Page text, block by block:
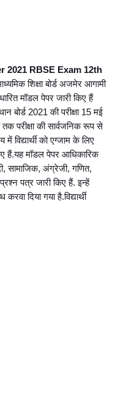
2021 RBSE Exam 12th
शिक्षा बोर्ड अजमेर आगामी
मॉडल पेपर जारी किए हैं
बोर्ड 2021 की परीक्षा 15 मई
परीक्षा की सार्वजनिक रूप से
विद्यार्थी को एग्जाम के लिए
हैं.यह मॉडल पेपर आधिकारिक
सामाजिक, अंग्रेजी, गणित,
पत्र जारी किए हैं. इन्हें
दिया गया है.विद्यार्थी